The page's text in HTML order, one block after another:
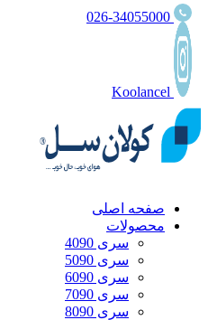
صفحه اصلی
محصولات
سری 4090
سری 5090
سری 6090
سری 7090
سری 8090